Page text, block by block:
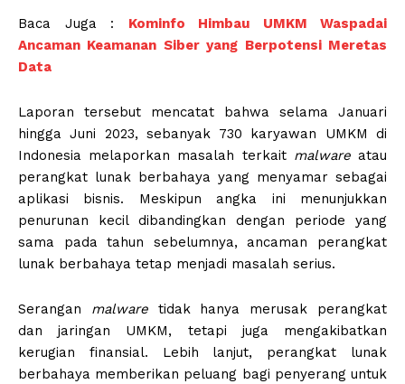
Baca Juga : Kominfo Himbau UMKM Waspadai
Ancaman Keamanan Siber yang Berpotensi Meretas
Data
Laporan tersebut mencatat bahwa selama Januari
hingga Juni 2023, sebanyak 730 karyawan UMKM di
Indonesia melaporkan masalah terkait malwareatau
perangkat lunak berbahaya yang menyamar sebagai
aplikasi bisnis. Meskipun angka ini menunjukkan
penurunan kecil dibandingkan dengan periode yang
sama pada tahun sebelumnya, ancaman perangkat
lunak berbahaya tetap menjadi masalah serius.
Serangan malwaretidak hanya merusak perangkat
dan jaringan UMKM, tetapi juga mengakibatkan
kerugian finansial. Lebih lanjut, perangkat lunak
berbahaya memberikan peluang bagi penyerang untuk